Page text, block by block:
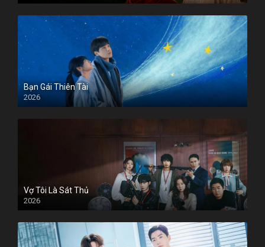
Bạn Gái Thiên Tài
2026
Vợ Tôi Là Sát Thủ
2026